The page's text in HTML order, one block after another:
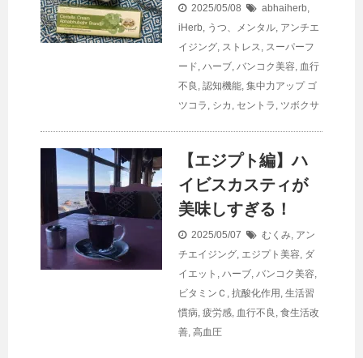
2025/05/08 abhaiherb,
iHerb, うつ、メンタル, アンチエ
イジング, ストレス, スーパーフ
ード, ハーブ, バンコク美容, 血行
不良 , 認知機能, 集中力アップ ゴ
ツコラ , シカ , セントラ , ツボクサ
【エジプト編】ハ
イビスカスティが
美味しすぎる！
2025/05/07 むくみ, アン
チエイジング, エジプト美容, ダ
イエット , ハーブ, バンコク美容,
ビタミンＣ , 抗酸化作用 , 生活習
慣病, 疲労感, 血行不良 , 食生活改
善, 高血圧